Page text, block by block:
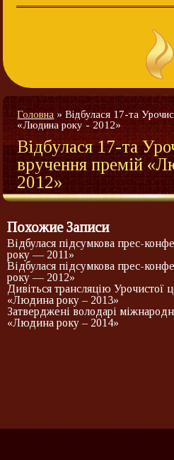
Головна »Відбулася 17-та
«Людина року - 2012»
Відбулася 17-та
вручення премій
2012»
Похожие Записи
Відбулася підсумкова прес-
року — 2011»
Відбулася підсумкова прес-
року — 2012»
Дивіться трансляцію Урочистої
«Людина року – 2013»
Затверджені володарі
«Людина року – 2014»